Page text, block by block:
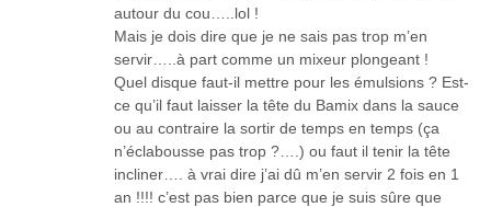
autour du cou…..lol !
Mais je dois dire que je ne sais pas trop m’en
servir…..à part comme un mixeur plongeant !
Quel disque faut-il mettre pour les émulsions ? Est-
ce qu’il faut laisser la tête du Bamix dans la sauce
ou au contraire la sortir de temps en temps (ça
n’éclabousse pas trop ?….) ou faut il tenir la tête
incliner…. à vrai dire j’ai dû m’en servir 2 fois en 1
an !!!! c’est pas bien parce que je suis sûre que